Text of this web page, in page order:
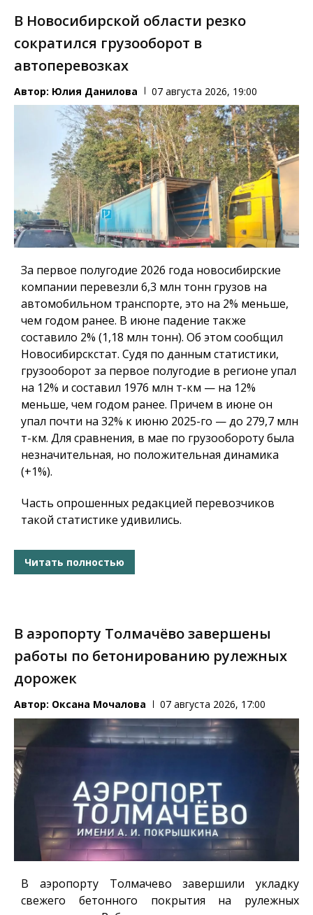
В Новосибирской области резко
сократился грузооборот в
автоперевозках
Автор: Юлия Данилова 07 августа 2026, 19:00
За первое полугодие 2026 года новосибирские
компании перевезли 6,3 млн тонн грузов на
автомобильном транспорте, это на 2% меньше,
чем годом ранее. В июне падение также
составило 2% (1,18 млн тонн). Об этом сообщил
Новосибирскстат. Судя по данным статистики,
грузооборот за первое полугодие в регионе упал
на 12% и составил 1976 млн т-км — на 12%
меньше, чем годом ранее. Причем в июне он
упал почти на 32% к июню 2025-го — до 279,7 млн
т-км. Для сравнения, в мае по грузообороту была
незначительная, но положительная динамика
(+1%).
Часть опрошенных редакцией перевозчиков
такой статистике удивились.
Читать полностью
В аэропорту Толмачёво завершены
работы по бетонированию рулежных
дорожек
Автор: Оксана Мочалова 07 августа 2026, 17:00
В аэропорту Толмачево завершили укладку
свежего бетонного покрытия на рулежных